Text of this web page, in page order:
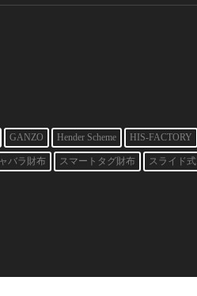
GANZO Hender Scheme HIS-FACTORY
バラ財布 スマートタグ財布 スライド式